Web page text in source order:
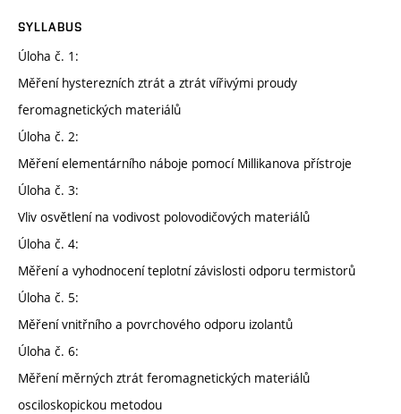
SYLLABUS
Úloha č. 1:
Měření hysterezních ztrát a ztrát vířivými proudy
feromagnetických materiálů
Úloha č. 2:
Měření elementárního náboje pomocí Millikanova přístroje
Úloha č. 3:
Vliv osvětlení na vodivost polovodičových materiálů
Úloha č. 4:
Měření a vyhodnocení teplotní závislosti odporu termistorů
Úloha č. 5:
Měření vnitřního a povrchového odporu izolantů
Úloha č. 6:
Měření měrných ztrát feromagnetických materiálů
osciloskopickou metodou